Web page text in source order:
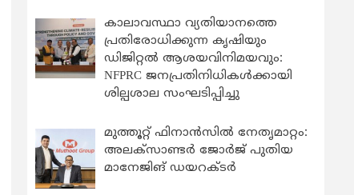
കാലാവസ്ഥാ വ്യതിയാനത്തെ
പ്രതിരോധിക്കുന്ന കൃഷിയും
ഡിജിറ്റൽ ആശയവിനിമയവും:
NFPRC ജനപ്രതിനിധികൾക്കായി
ശില്പശാല സംഘടിപ്പിച്ചു
മുത്തൂറ്റ് ഫിനാൻസിൽ നേതൃമാറ്റം:
അലക്സാണ്ടർ ജോർജ് പുതിയ
മാനേജിങ് ഡയറക്ടർ